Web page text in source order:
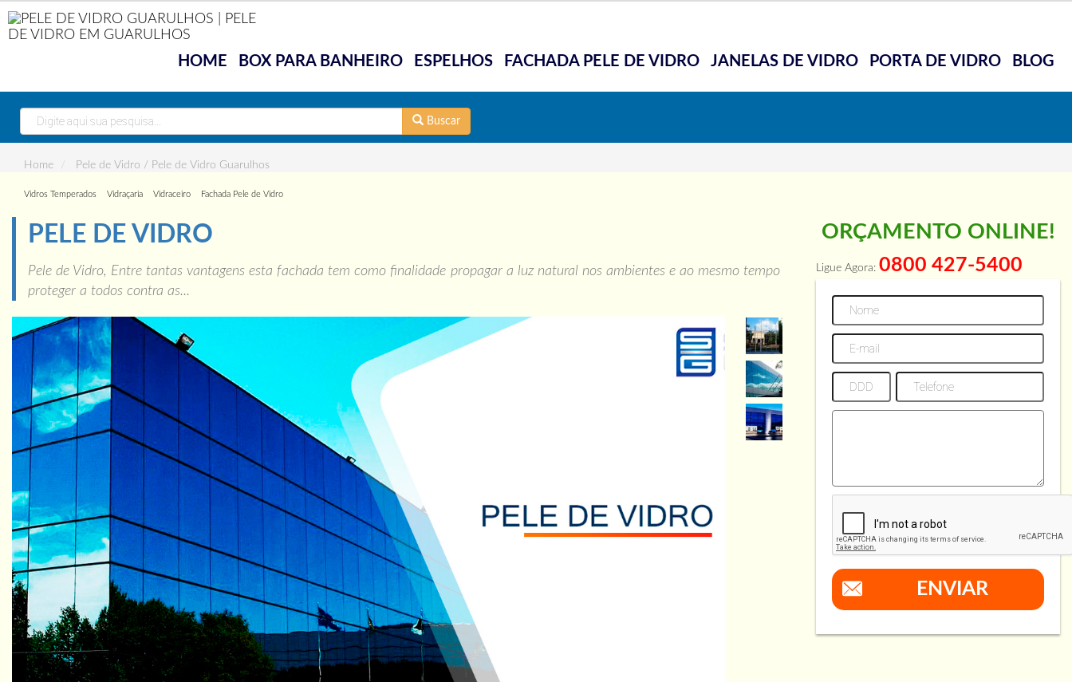
Vidraçarias
HOME BOX PARA BANHEIRO ESPELHOS FACHADA PELE DE VIDRO JANELAS DE VIDRO PORTA DE VIDRO BLOG
Buscar
Home Pele de Vidro / Pele de Vidro Guarulhos
Vidros Temperados Vidraçaria Vidraceiro Fachada Pele de Vidro
PELE DE VIDRO
Pele de Vidro, Entre tantas vantagens esta fachada tem como finalidade propagar a luz natural nos ambientes e ao mesmo tempo
proteger a todos contra as...
ORÇAMENTO ONLINE!
Ligue Agora: 0800 427-5400
ENVIAR